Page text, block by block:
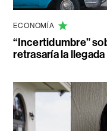
ECONOMÍA
“Incertidumbre”
retrasaría la